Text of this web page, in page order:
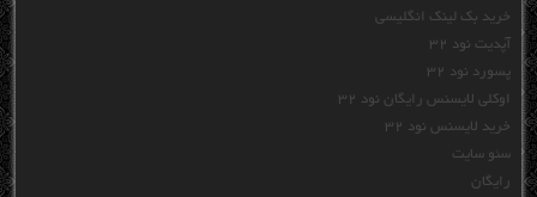
خرید بک لینک انگلیسی
آپدیت نود 32
پسورد نود 32
اوکلی لایسنس رایگان نود 32
خرید لایسنس نود 32
سئو سایت
رایگان